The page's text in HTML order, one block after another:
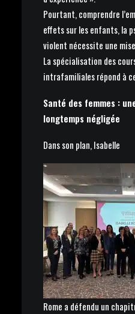
Pourtant, comprendre
effets sur les enfants, la
violent nécessite une
La spécialisation des
intrafamiliales répond à
Santé des femmes :
longtemps négligée
Dans son plan, Isabelle
Rome a défendu un